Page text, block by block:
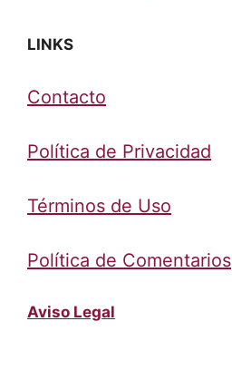
LINKS
Contacto
Política de Privacidad
Términos de Uso
Política de Comentarios
Aviso Legal